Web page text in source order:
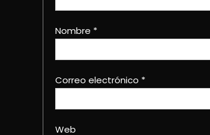
Nombre *
Correo electrónico *
Web